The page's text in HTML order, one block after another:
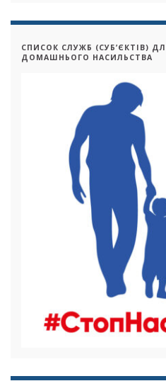
СПИСОК СЛУЖБ (СУБ’ЄКТІВ)
ДОМАШНЬОГО НАСИЛЬСТВА